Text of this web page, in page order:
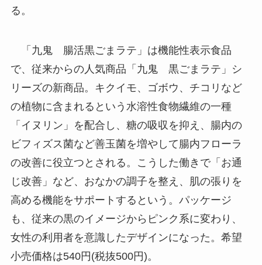
る。
「九鬼 腸活黒ごまラテ」は機能性表示食品
で、従来からの人気商品「九鬼 黒ごまラテ」シ
リーズの新商品。キクイモ、ゴボウ、チコリなど
の植物に含まれるという水溶性食物繊維の一種
「イヌリン」を配合し、糖の吸収を抑え、腸内の
ビフィズス菌など善玉菌を増やして腸内フローラ
の改善に役立つとされる。こうした働きで「お通
じ改善」など、おなかの調子を整え、肌の張りを
高める機能をサポートするという。パッケージ
も、従来の黒のイメージからピンク系に変わり、
女性の利用者を意識したデザインになった。希望
小売価格は540円(税抜500円)。